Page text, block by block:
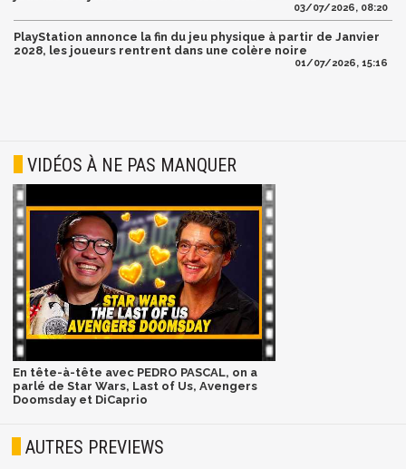
03/07/2026, 08:20
PlayStation annonce la fin du jeu physique à partir de Janvier
2028, les joueurs rentrent dans une colère noire
01/07/2026, 15:16
VIDÉOS À NE PAS MANQUER
En tête-à-tête avec PEDRO PASCAL, on a
parlé de Star Wars, Last of Us, Avengers
Doomsday et DiCaprio
AUTRES PREVIEWS